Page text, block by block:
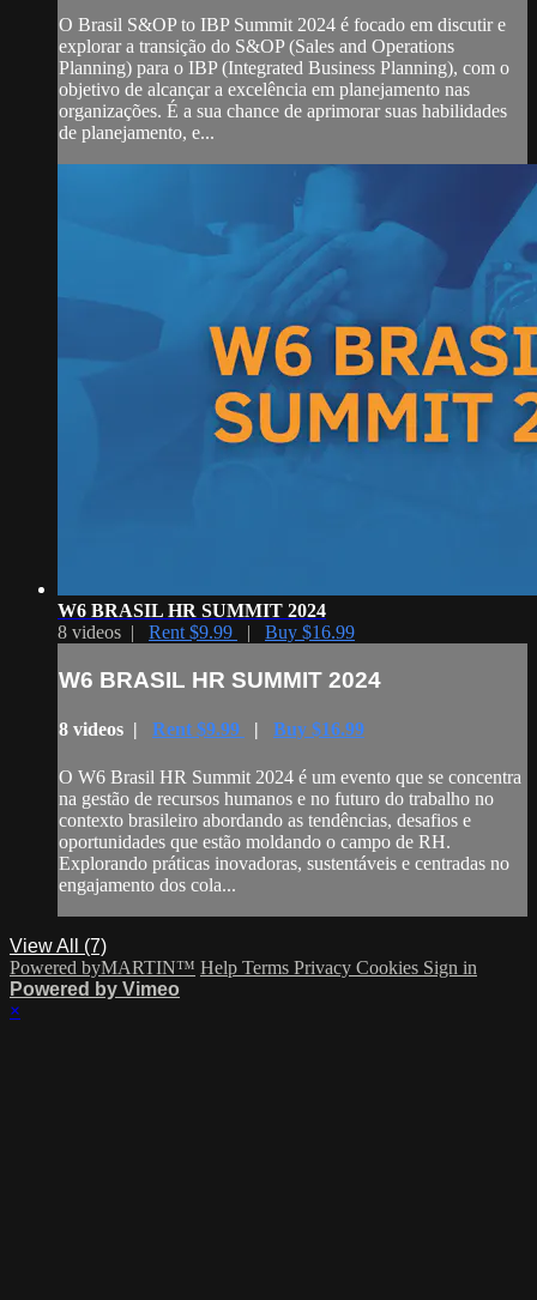
O Brasil S&OP to IBP Summit 2024 é focado em discutir e
explorar a transição do S&OP (Sales and Operations
Planning) para o IBP (Integrated Business Planning), com o
objetivo de alcançar a excelência em planejamento nas
organizações. É a sua chance de aprimorar suas habilidades
de planejamento, e...
W6 BRASIL HR SUMMIT 2024
8 videos | Rent $9.99 | Buy $16.99
W6 BRASIL HR SUMMIT 2024
8 videos | Rent $9.99 | Buy $16.99
O W6 Brasil HR Summit 2024 é um evento que se concentra
na gestão de recursos humanos e no futuro do trabalho no
contexto brasileiro abordando as tendências, desafios e
oportunidades que estão moldando o campo de RH.
Explorando práticas inovadoras, sustentáveis e centradas no
engajamento dos cola...
View All (7)
Powered byMARTIN™ Help Terms Privacy Cookies Sign in
Powered by Vimeo
×